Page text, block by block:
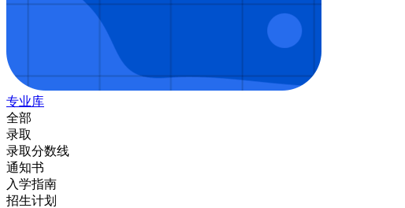
专业库
全部
录取
录取分数线
通知书
入学指南
招生计划